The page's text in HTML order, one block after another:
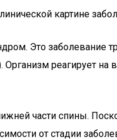
картине
Это заболевание
реагирует
части спины.
от стадии